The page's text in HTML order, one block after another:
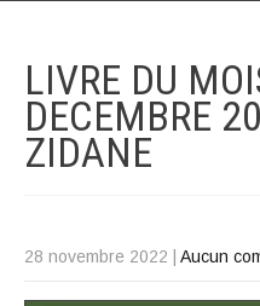
LIVRE DU
DECEMBRE
ZIDANE
28 novembre 2022 Aucun